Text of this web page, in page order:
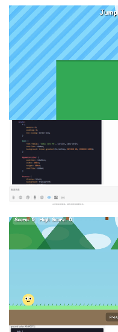
claude-opus-4-1：功
佳，山体与地面中有大
的高度存在冲突，小球
00:00 / 00:25
gemini-2.5-pro： 表